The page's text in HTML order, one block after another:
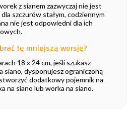
z sianem zazwyczaj nie jest
szczurów stałym, codziennym
nie jest odpowiedni dla ich
tę mniejszą wersję?
18 x 24 cm, jeśli szukasz
siano, dysponujesz ograniczoną
dodatkowy pojemnik na
na siano lub worka na siano.